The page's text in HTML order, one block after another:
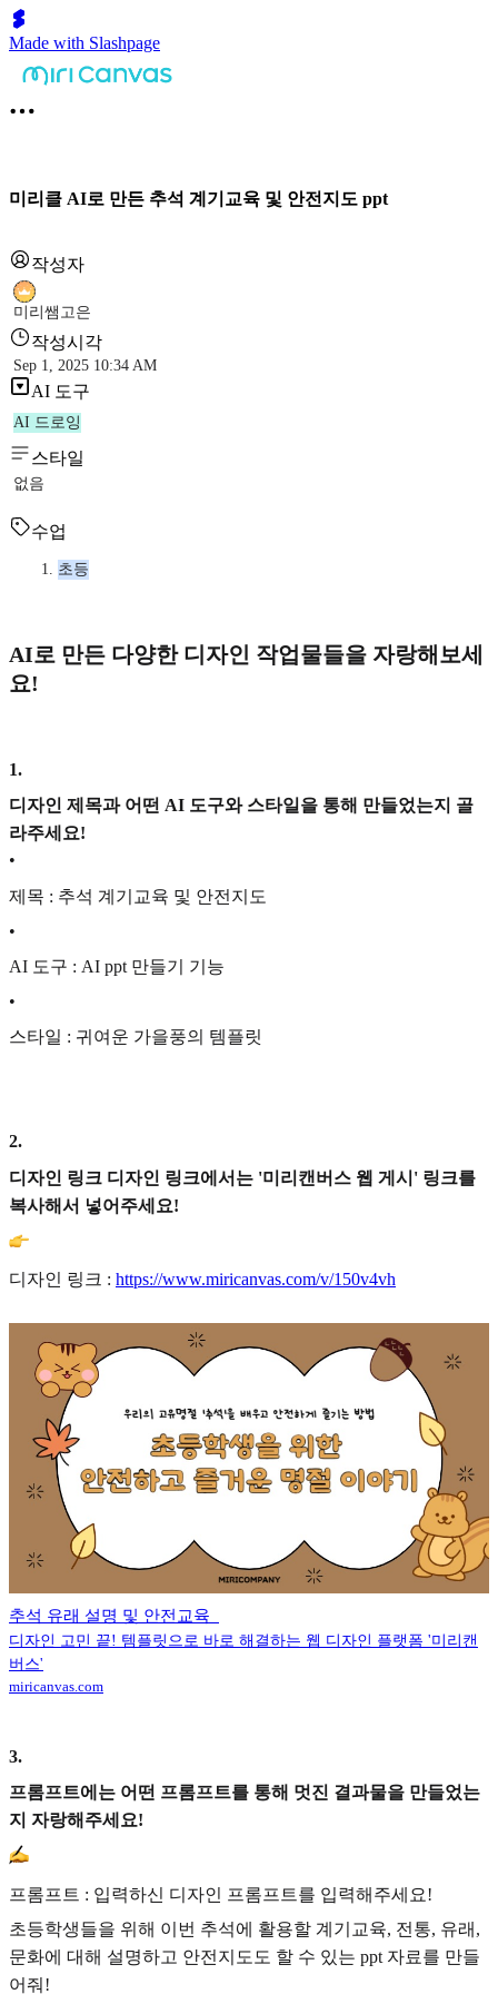
Made with Slashpage
미리클 AI로 만든 추석 계기교육 및 안전지도 ppt
작성자
미리쌤고은
작성시각
Sep 1, 2025 10:34 AM
AI 도구
AI 드로잉
스타일
없음
수업
초등
AI로 만든 다양한 디자인 작업물들을 자랑해보세
요!
1.
디자인 제목과 어떤 AI 도구와 스타일을 통해 만들었는지 골
라주세요!
•
제목 : 추석 계기교육 및 안전지도
•
AI 도구 : AI ppt 만들기 기능
•
스타일 : 귀여운 가을풍의 템플릿
2.
디자인 링크 디자인 링크에서는 '미리캔버스 웹 게시' 링크를
복사해서 넣어주세요!
디자인 링크 : https://www.miricanvas.com/v/150v4vh
추석 유래 설명 및 안전교육_
디자인 고민 끝! 템플릿으로 바로 해결하는 웹 디자인 플랫폼 '미리캔
버스'
miricanvas.com
3.
프롬프트에는 어떤 프롬프트를 통해 멋진 결과물을 만들었는
지 자랑해주세요!
프롬프트 : 입력하신 디자인 프롬프트를 입력해주세요!
초등학생들을 위해 이번 추석에 활용할 계기교육, 전통, 유래,
문화에 대해 설명하고 안전지도도 할 수 있는 ppt 자료를 만들
어줘!